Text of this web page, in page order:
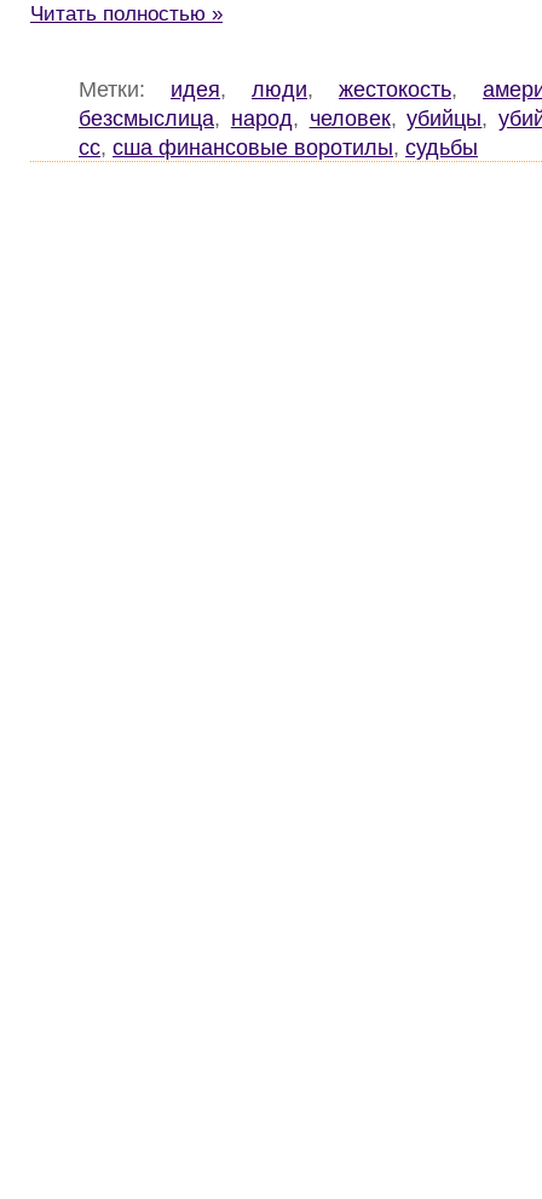
Читать полностью »
Метки: идея, люди, жестокость,
безсмыслица, народ, человек,убийцы,
сс, сша финансовые воротилы, судьбы